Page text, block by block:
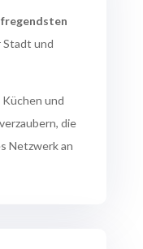
Stadt und
und
die
Netzwerk an